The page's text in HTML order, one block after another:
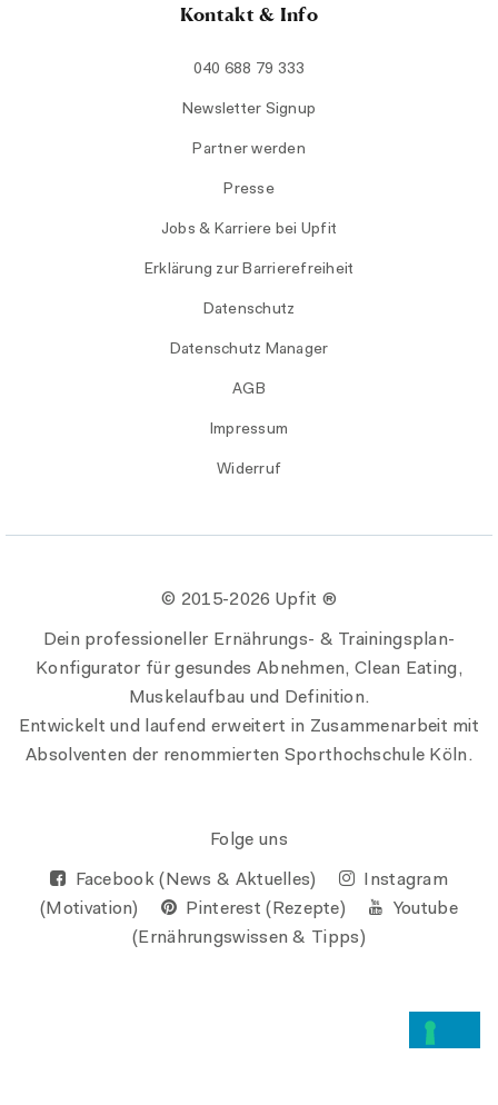
Kontakt & Info
040 688 79 333
Newsletter Signup
Partner werden
Presse
Jobs & Karriere bei Upfit
Erklärung zur Barrierefreiheit
Datenschutz
Datenschutz Manager
AGB
Impressum
Widerruf
© 2015-2026 Upfit ®
Dein professioneller Ernährungs- & Trainingsplan-
Konfigurator für gesundes Abnehmen, Clean Eating,
Muskelaufbau und Definition.
Entwickelt und laufend erweitert in Zusammenarbeit mit
Absolventen der renommierten Sporthochschule Köln.
Folge uns
Facebook (News & Aktuelles)
Instagram
(Motivation)
Pinterest (Rezepte)
Youtube
(Ernährungswissen & Tipps)